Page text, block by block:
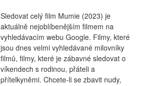
Sledovat celý film Mumie (2023) je
aktuálně nejoblíbenějším filmem na
vyhledávacím webu Google. Filmy, které
jsou dnes velmi vyhledávané milovníky
filmů, filmy, které je zábavné sledovat o
víkendech s rodinou, přáteli a
přítelkyněmi. Chcete-li se zbavit nudy,